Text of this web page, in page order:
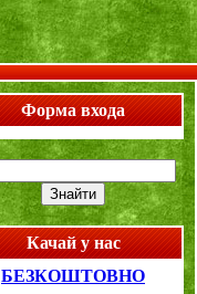
Форма входа
Качай у нас
БЕЗКОШТОВНО